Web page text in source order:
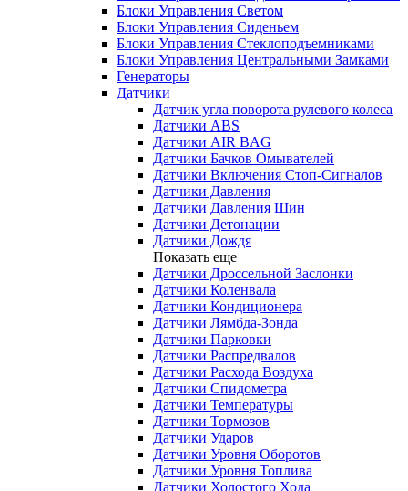
Блоки Управления Светом
Блоки Управления Сиденьем
Блоки Управления Стеклоподъемниками
Блоки Управления Центральными Замками
Генераторы
Датчики
Датчик угла поворота рулевого колеса
Датчики ABS
Датчики AIR BAG
Датчики Бачков Омывателей
Датчики Включения Стоп-Сигналов
Датчики Давления
Датчики Давления Шин
Датчики Детонации
Датчики Дождя
Показать еще
Датчики Дроссельной Заслонки
Датчики Коленвала
Датчики Кондиционера
Датчики Лямбда-Зонда
Датчики Парковки
Датчики Распредвалов
Датчики Расхода Воздуха
Датчики Спидометра
Датчики Температуры
Датчики Тормозов
Датчики Ударов
Датчики Уровня Оборотов
Датчики Уровня Топлива
Датчики Холостого Хода